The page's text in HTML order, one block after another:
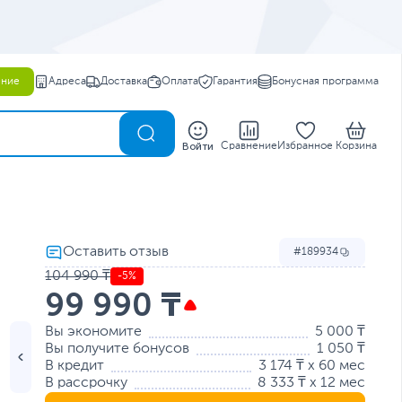
Адреса Доставка Оплата Гарантия Бонусная программа
Войти Сравнение Избранное Корзина
189934
104 990 ₸ -5%
99 990 ₸
Вы экономите
5 000 ₸
Вы получите бонусов
1 050 ₸
В кредит
3 174 ₸ x 60 мес
В рассрочку
8 333 ₸ x 12 мес